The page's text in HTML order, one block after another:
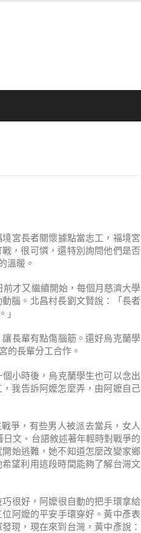
宮長者關懷據點當志工，福境宮
，很可憐，還特別詢問他們是否
溫暖。
才又繼續開始，每個月慈濟大學
腦。北昌村長劉文賢說：「長者
」
長輩有點傷腦筋。還好烏克蘭學
的長輩分工合作。
小時後，烏克蘭學生也可以念出
我告訴阿嬤怎麼弄，由阿嬷自己
爭，有些男人被派去當兵，女人
文、台語敘述著年輕時對戰爭的
始逃難，她不知道怎麼改變家鄉
望利用這段時間能夠了解台灣文
很好，阿嬤很自動的把手環拿給
阿嬤的平安手環穿好。黃中彥表
現，現在來到台灣，黃中彥說：